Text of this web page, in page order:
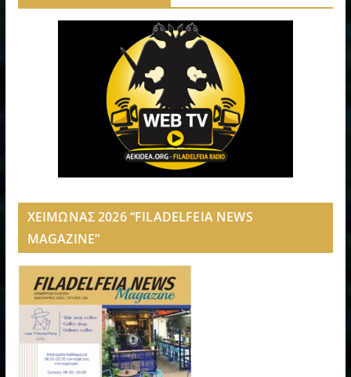
ΧΕΙΜΩΝΑΣ 2026 “FILADELFEIA NEWS
MAGAZINE”